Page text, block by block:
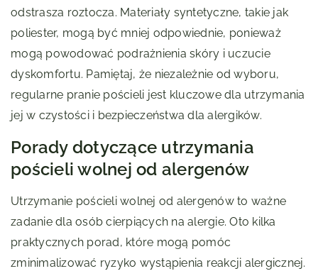
odstrasza roztocza. Materiały syntetyczne, takie jak
poliester, mogą być mniej odpowiednie, ponieważ
mogą powodować podrażnienia skóry i uczucie
dyskomfortu. Pamiętaj, że niezależnie od wyboru,
regularne pranie pościeli jest kluczowe dla utrzymania
jej w czystości i bezpieczeństwa dla alergików.
Porady dotyczące utrzymania
pościeli wolnej od alergenów
Utrzymanie pościeli wolnej od alergenów to ważne
zadanie dla osób cierpiących na alergie. Oto kilka
praktycznych porad, które mogą pomóc
zminimalizować ryzyko wystąpienia reakcji alergicznej.